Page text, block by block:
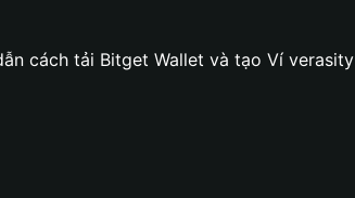
cách tải Bitget Wallet và tạo Ví verasity